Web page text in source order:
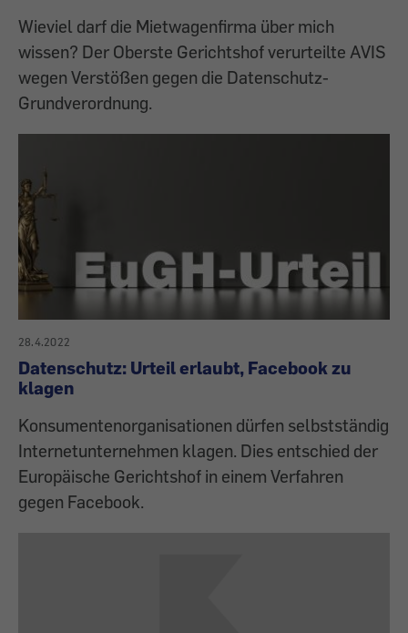
Wieviel darf die Mietwagenfirma über mich
wissen? Der Oberste Gerichtshof verurteilte AVIS
wegen Verstößen gegen die Datenschutz-
Grundverordnung.
28.4.2022
Datenschutz: Urteil erlaubt, Facebook zu
klagen
Konsumentenorganisationen dürfen selbstständig
Internetunternehmen klagen. Dies entschied der
Europäische Gerichtshof in einem Verfahren
gegen Facebook.